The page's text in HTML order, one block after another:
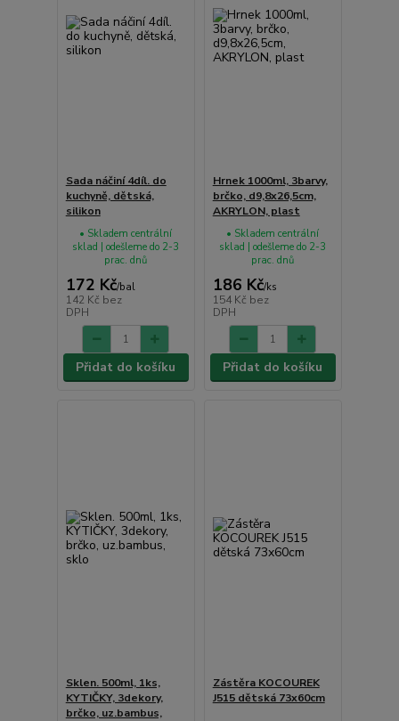
Sada náčiní 4díl. do
kuchyně, dětská,
silikon
172 Kč/bal
142 Kč bez
DPH
• Skladem centrální
sklad | odešleme do 2-3
prac. dnů
Přidat do košíku
Hrnek 1000ml, 3barvy,
brčko, d9,8x26,5cm,
AKRYLON, plast
186 Kč/ks
154 Kč bez
DPH
• Skladem centrální
sklad | odešleme do 2-3
prac. dnů
Přidat do košíku
Sklen. 500ml, 1ks,
KYTIČKY, 3dekory,
brčko, uz.bambus,
Zástěra KOCOUREK
J515 dětská 73x60cm